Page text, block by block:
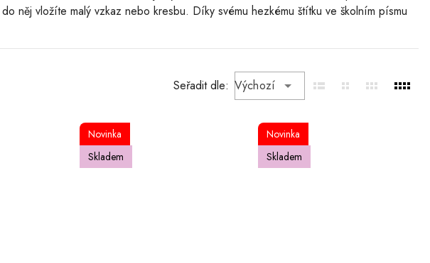
něj vložíte malý vzkaz nebo kresbu. Díky svému hezkému štítku ve školním písmu
Seřadit dle: Výchozí
Novinka
Skladem
Novinka
Skladem